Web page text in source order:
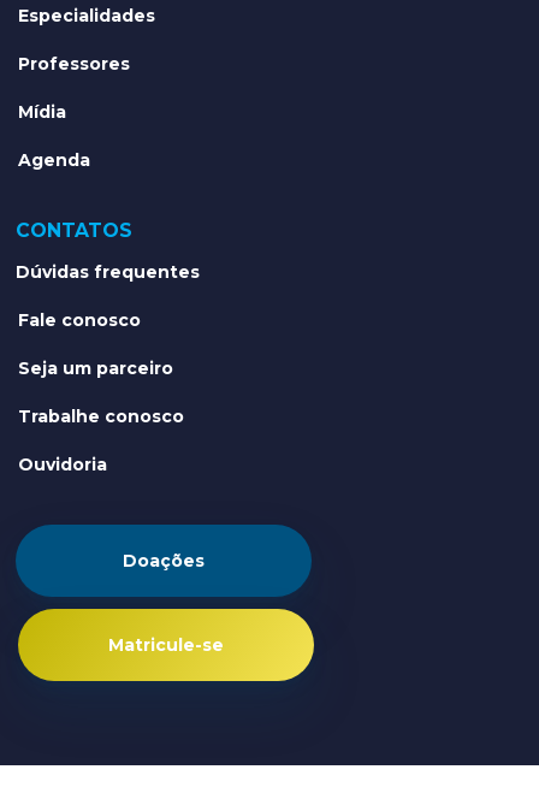
Especialidades
Professores
Mídia
Agenda
CONTATOS
Dúvidas frequentes
Fale conosco
Seja um parceiro
Trabalhe conosco
Ouvidoria
Doações
Matricule-se